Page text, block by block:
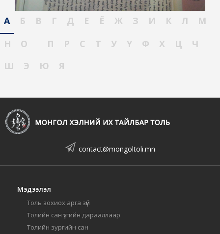
А Б В Г Д Е Ё Ж З И К Л
М
Н
О П Р С Т У Ү Ф Х Ц
Ч
Ш
Э Ю Я
contact@mongoltoli.mn
Мэдээлэл
Толь зохиох арга зүй
Толийн сан үсгийн дарааллаар
Толийн зургийн сан